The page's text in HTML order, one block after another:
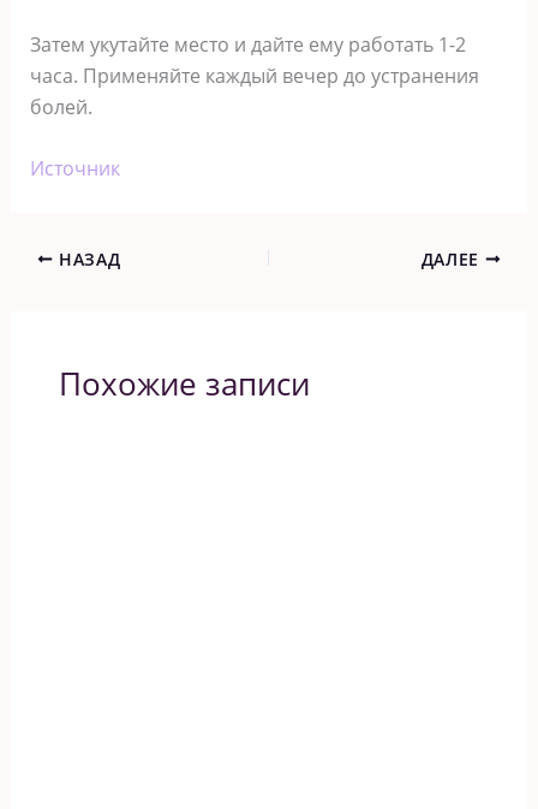
Затем укутайте место и дайте ему работать 1-2
часа. Применяйте каждый вечер до устранения
болей.
Источник
НАЗАД ДАЛЕЕ
Похожие записи